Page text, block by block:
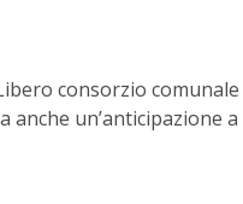
consorzio comunale
anche un’anticipazione a